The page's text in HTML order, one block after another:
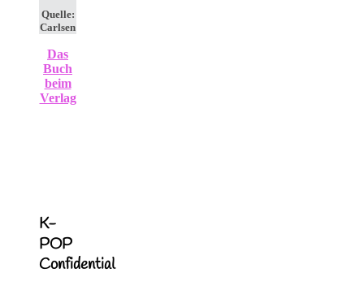
Quelle:
Carlsen
Das
Buch
beim
Verlag
K-
POP
Confidential